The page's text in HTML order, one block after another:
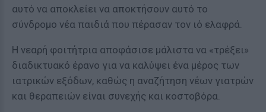
αυτό να αποκλείει να αποκτήσουν αυτό το
σύνδρομο νέα παιδιά που πέρασαν τον ιό ελαφρά.
Η νεαρή φοιτήτρια αποφάσισε μάλιστα να «τρέξει»
διαδικτυακό έρανο για να καλύψει ένα μέρος των
ιατρικών εξόδων, καθώς η αναζήτηση νέων γιατρών
και θεραπειών είναι συνεχής και κοστοβόρα.